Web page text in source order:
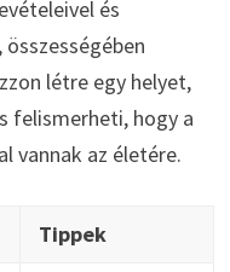
és
létre egy helyet,
felismerheti, hogy a
vannak az életére.
Tippek